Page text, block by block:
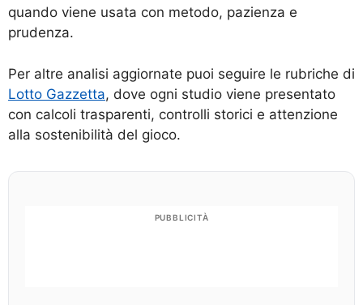
quando viene usata con metodo, pazienza e
prudenza.
Per altre analisi aggiornate puoi seguire le rubriche di
Lotto Gazzetta, dove ogni studio viene presentato
con calcoli trasparenti, controlli storici e attenzione
alla sostenibilità del gioco.
PUBBLICITÀ